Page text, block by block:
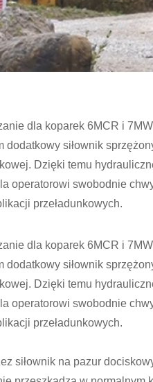
dla koparek 6MCR i
dodatkowy siłownik
Dzięki temu
operatorowi swobodnie
przeładunkowych.
dla koparek 6MCR i
dodatkowy siłownik
Dzięki temu
operatorowi swobodnie
przeładunkowych.
siłownik na pazur